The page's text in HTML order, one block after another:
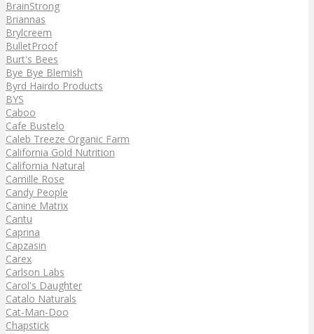
BrainStrong
Briannas
Brylcreem
BulletProof
Burt's Bees
Bye Bye Blemish
Byrd Hairdo Products
BYS
Caboo
Cafe Bustelo
Caleb Treeze Organic Farm
California Gold Nutrition
California Natural
Camille Rose
Candy People
Canine Matrix
Cantu
Caprina
Capzasin
Carex
Carlson Labs
Carol's Daughter
Catalo Naturals
Cat-Man-Doo
Chapstick